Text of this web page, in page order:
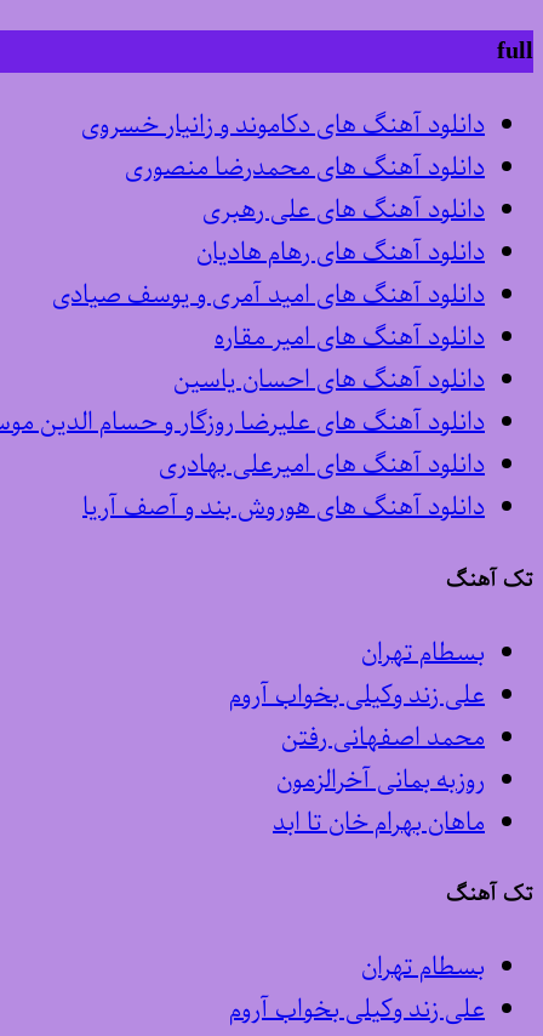
full
دانلود آهنگ های دکاموند و زانیار خسروی
دانلود آهنگ های محمدرضا منصوری
دانلود آهنگ های علی رهبری
دانلود آهنگ های رهام هادیان
دانلود آهنگ های امید آمری و یوسف صیادی
دانلود آهنگ های امیر مقاره
دانلود آهنگ های احسان یاسین
دانلود آهنگ های علیرضا روزگار و حسام الدین
دانلود آهنگ های امیرعلی بهادری
دانلود آهنگ های هوروش بند و آصف آریا
تک آهنگ
بسطام تهران
علی زند وکیلی بخواب آروم
محمد اصفهانی رفتن
روزبه بمانی آخرالزمون
ماهان بهرام خان تا ابد
تک آهنگ
بسطام تهران
علی زند وکیلی بخواب آروم